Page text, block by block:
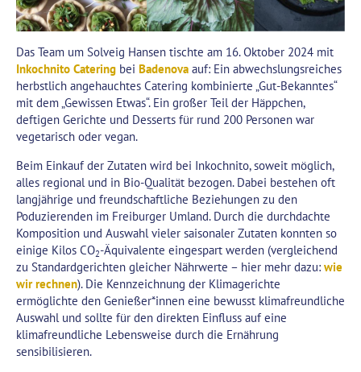
Das Team um Solveig Hansen tischte am 16. Oktober 2024 mit
Inkochnito Catering bei Badenova auf: Ein abwechslungsreiches
herbstlich angehauchtes Catering kombinierte „Gut-Bekanntes“
mit dem „Gewissen Etwas“. Ein großer Teil der Häppchen,
deftigen Gerichte und Desserts für rund 200 Personen war
vegetarisch oder vegan.
Beim Einkauf der Zutaten wird bei Inkochnito, soweit möglich,
alles regional und in Bio-Qualität bezogen. Dabei bestehen oft
langjährige und freundschaftliche Beziehungen zu den
Poduzierenden im Freiburger Umland. Durch die durchdachte
Komposition und Auswahl vieler saisonaler Zutaten konnten so
einige Kilos CO2-Äquivalente eingespart werden (vergleichend
zu Standardgerichten gleicher Nährwerte – hier mehr dazu: wie
wir rechnen). Die Kennzeichnung der Klimagerichte
ermöglichte den Genießer*innen eine bewusst klimafreundliche
Auswahl und sollte für den direkten Einfluss auf eine
klimafreundliche Lebensweise durch die Ernährung
sensibilisieren.